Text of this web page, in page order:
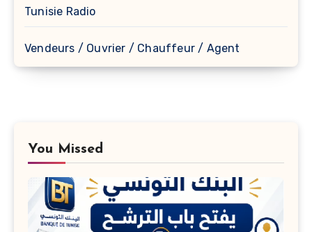
Tunisie Radio
Vendeurs / Ouvrier / Chauffeur / Agent
You Missed